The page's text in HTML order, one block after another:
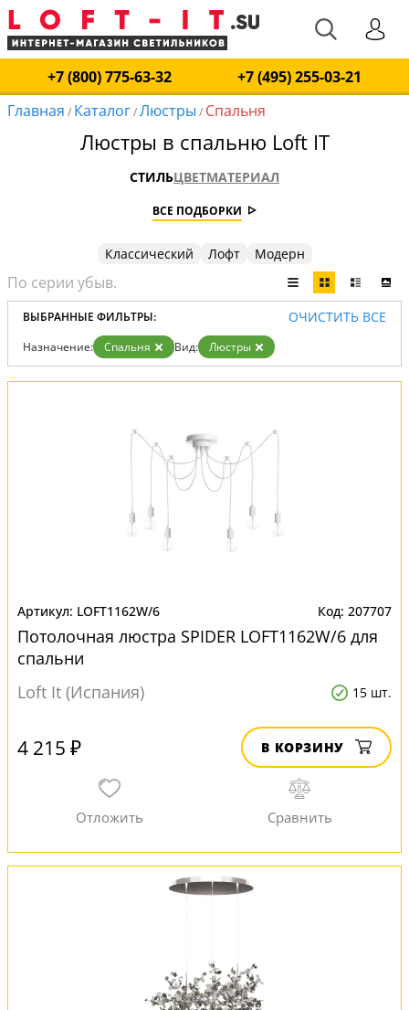
+7 (800) 775-63-32
+7 (495) 255-03-21
Главная / Каталог/Люстры / Спальня
Люстры в спальню Loft IT
СТИЛЬЦВЕТМАТЕРИАЛ
ВСЕ ПОДБОРКИ
Классический Лофт Модерн
ВЫБРАННЫЕ ФИЛЬТРЫ: ОЧИСТИТЬ ВСЕ
Назначение: Спальня Вид: Люстры
LOFT1162W/6 207707
Потолочная люстра SPIDER LOFT1162W/6 для
спальни
Loft It (Испания)
15 шт.
4 215 ₽ В КОРЗИНУ